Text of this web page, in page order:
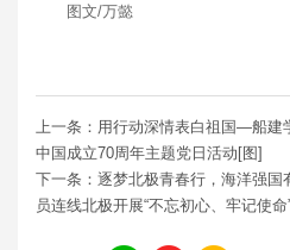
图文/万懿
上一条：用行动深情表白祖国—船
中国成立70周年主题党日活动[图]
下一条：逐梦北极青春行，海洋强
员连线北极开展“不忘初心、牢记使